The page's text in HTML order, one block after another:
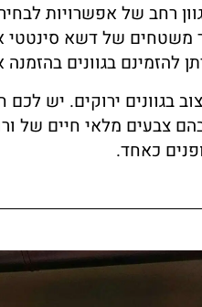
רחב של אפשרויות
משטחים של דשא סינטטי
להזמינם בגוונים
בגוונים ירוקים. יש לכם
מלאי חיים של
כאחד.